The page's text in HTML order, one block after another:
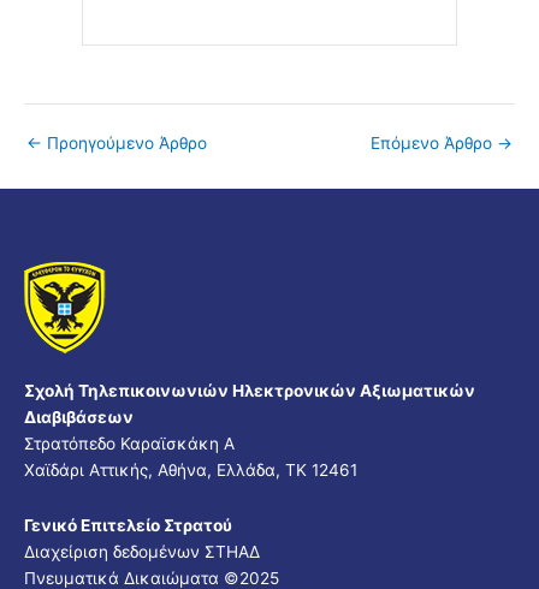
← Προηγούμενο Άρθρο Επόμενο Άρθρο →
Σχολή Τηλεπικοινωνιών Ηλεκτρονικών Αξιωματικών
Διαβιβάσεων
Στρατόπεδο Καραϊσκάκη A
Χαϊδάρι Αττικής, Αθήνα, Ελλάδα, ΤΚ 12461
Γενικό Επιτελείο Στρατού
Διαχείριση δεδομένων ΣΤΗΑΔ
Πνευματικά Δικαιώματα ©2025